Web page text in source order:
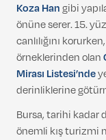
Koza Hangibi
önüne serer. 15.
canlılığını
örneklerinden olan
Mirası Listesi’nde
derinliklerine
Bursa, tarihi kadar
önemli kış turizmi